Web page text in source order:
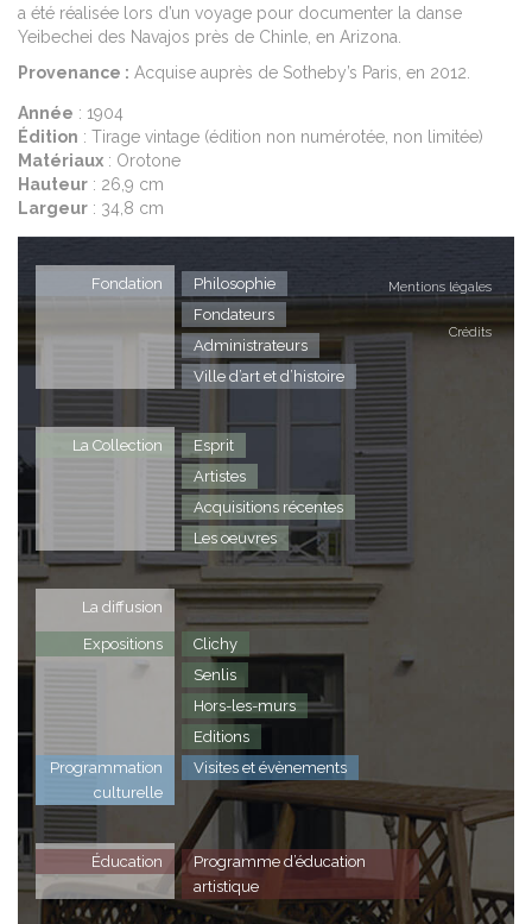
a été réalisée lors d’un voyage pour documenter la danse
Yeibechei des Navajos près de Chinle, en Arizona.
Provenance : Acquise auprès de Sotheby’s Paris, en 2012.
Année : 1904
Édition : Tirage vintage (édition non numérotée, non limitée)
Matériaux : Orotone
Hauteur : 26,9 cm
Largeur : 34,8 cm
Mentions légales
Crédits
Fondation
Philosophie
Fondateurs
Administrateurs
Ville d’art et d’histoire
La Collection
Esprit
Artistes
Acquisitions récentes
Les oeuvres
La diffusion
Expositions
Clichy
Senlis
Hors-les-murs
Editions
Programmation
culturelle
Visites et évènements
Éducation
Programme d’éducation
artistique